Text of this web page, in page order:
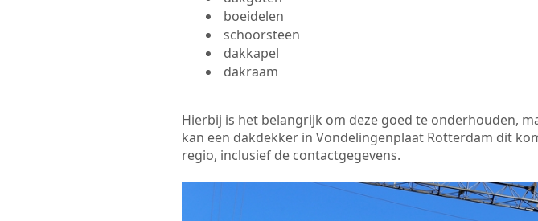
boeidelen
schoorsteen
dakkapel
dakraam
Hierbij is het belangrijk om deze goed te onderhouden,
kan een dakdekker in Vondelingenplaat Rotterdam dit
regio, inclusief de contactgegevens.